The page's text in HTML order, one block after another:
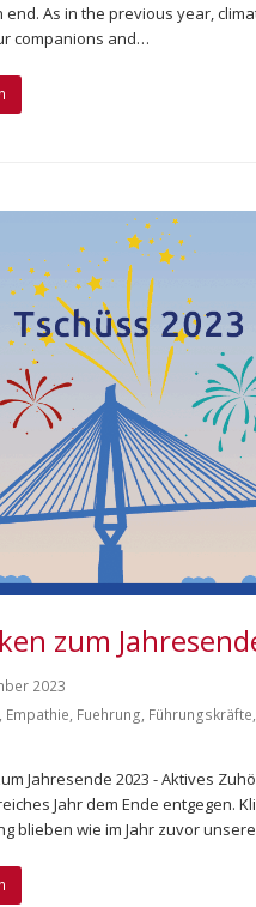
end. As in the previous year,
companions and…
zum
2023
, Empathie, Fuehrung, Führungskräfte,
Jahresende 2023 - Aktives
Jahr dem Ende entgegen.
blieben wie im Jahr zuvor